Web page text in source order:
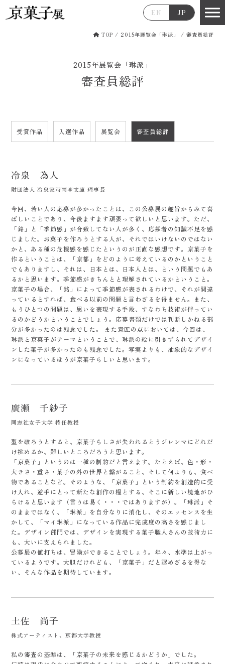
EN JP
TOP / 2015年展覧会「琳派」 / 審査員総評
2015年展覧会「琳派」
審査員総評
受賞作品 入選作品 展覧会 審査員総評
冷泉 為人
財団法人 冷泉家時雨亭文庫 理事長
今回、若い人の応募が多かったことは、この公募展の趣旨からみて喜
ばしいことであり、今後ますます頑張って欲しいと思います。ただ、
「銘」と「季節感」が合致してない人が多く、応募者の知識不足を感
じました。お菓子を作ろうとする人が、それではいけないのではない
かと、ある種の危機感を感じたというのが正直な感想です。京菓子を
作るということは、「京都」をどのように考えているのかということ
でもありますし、それは、日本とは、日本人とは、という問題でもあ
るかと思います。季節感がきちんとと理解されているかということ。
京菓子の場合、「銘」によって季節感が表されるわけで、それが間違
っているとすれば、食べる以前の問題と言わざるを得ません。また、
もうひとつの問題は、思いを表現する手段、すなわち技術が伴ってい
るのかどうかということでしょう。応募書類だけでは判断しかねる部
分が多かったのは残念でした。 また意匠の点においては、今回は、
琳派と京菓子がテーマということで、琳派の絵に引きずられてデザイ
ンした菓子が多かったのも残念でした。写実よりも、抽象的なデザイ
ンになっているほうが京菓子らしいと思います。
廣瀬 千紗子
同志社女子大学 特任教授
型を破ろうとすると、京菓子らしさが失われるとうジレンマにどれだ
け挑めるか、難しいところだろうと思います。
「京菓子」というのは一種の制約だと言えます。たとえば、色・形・
大きさ・重さ・菓子の外の世界と繋がること、そして何よりも、食べ
物であることなど。そのような、「京菓子」という制約を創造的に受
け入れ、逆手にとって新たな創作の糧とする、そこに新しい境地がひ
らけると思います（言うは易く・・・ではありますが）。「琳派」そ
のままではなく、「琳派」を自分なりに消化し、そのエッセンスを生
かして、「マイ琳派」になっている作品に完成度の高さを感じまし
た。デザイン部門では、デザインを実現する菓子職人さんの技術力に
も、大いに支えられました。
公募展の値打ちは、冒険ができることでしょう。年々、水準は上がっ
ているようです。大胆だけれども、「京菓子」だと認めざるを得な
い、そんな作品を期待しています。
土佐 尚子
株式アーティスト、京都大学教授
私の審査の基準は、「京菓子の未来を感じるかどうか」でした。